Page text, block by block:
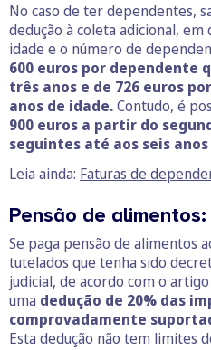
No caso de ter dependentes,
dedução à coleta adicional,
idade e o número de
600 euros por dependente
três anos e de 726 euros
anos de idade.Contudo, é
900 euros a partir do
seguintes até aos seis
Leia ainda: Faturas de
Pensão de alimentos:
Se paga pensão de alimentos
tutelados que tenha sido
judicial, de acordo com o
uma dedução de 20% das
comprovadamente
Esta dedução não tem limites